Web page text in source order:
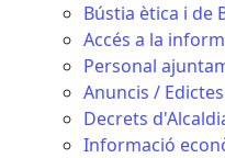
Bústia ètica i de
Accés a la
Personal
Anuncis / Edictes
Decrets
Informació